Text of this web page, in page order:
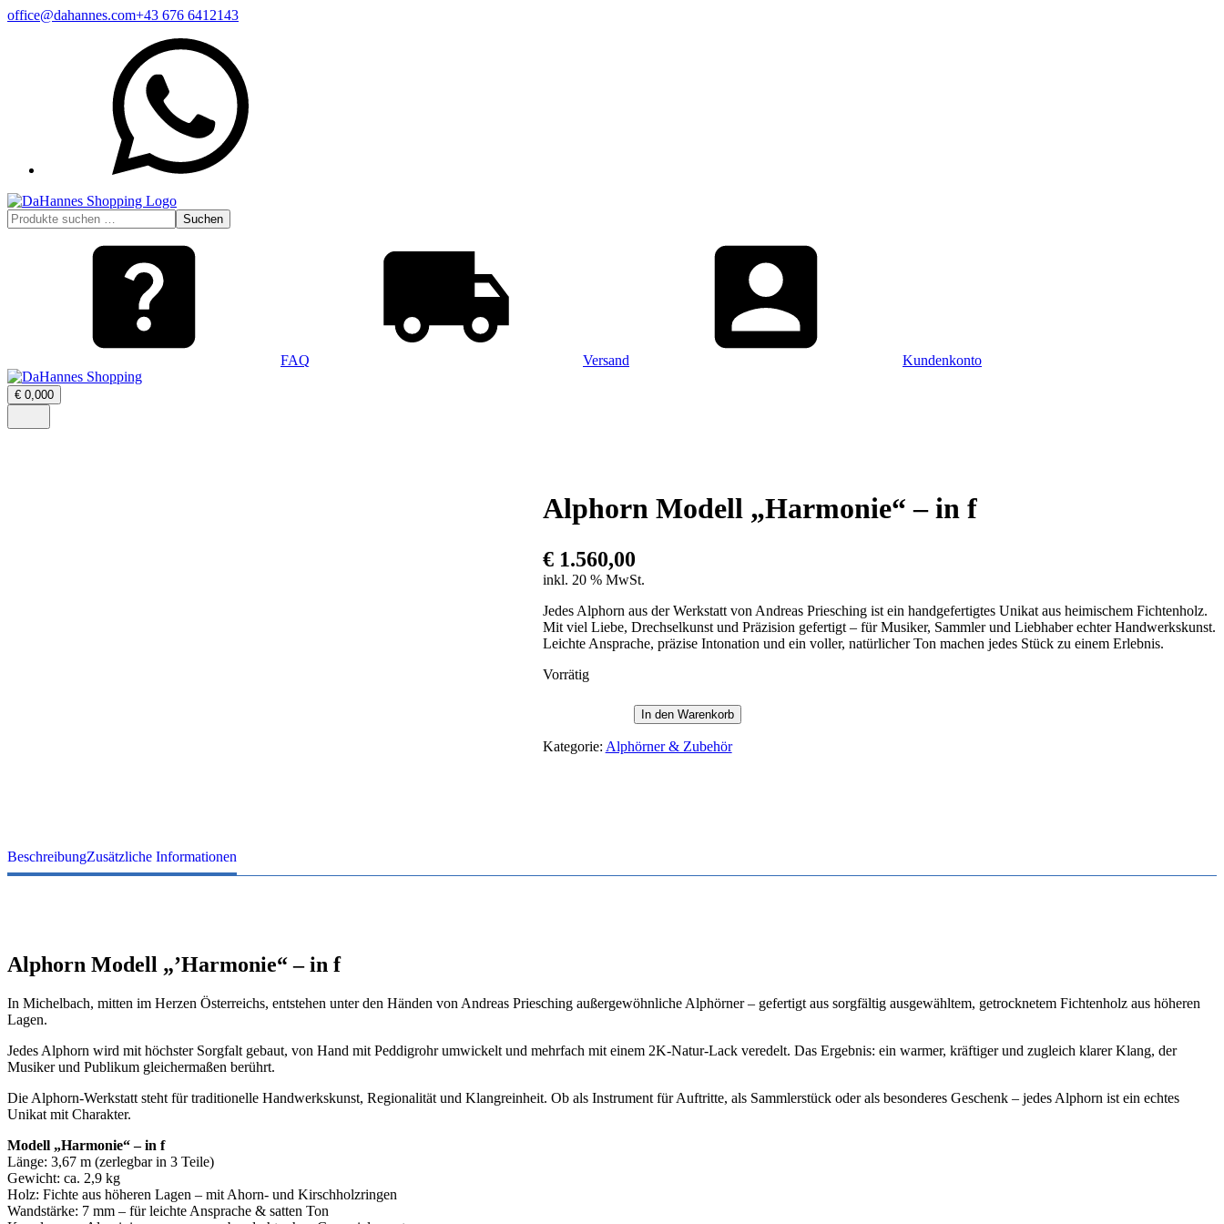
Zum
office@dahannes.com+43 676 6412143
Suchen
nach:
Suchen
FAQ Versand Kundenkonto
€ 0,000Warenkorb
öffnen
Menü
Alphorn Modell „Harmonie“ – in f
€1.560,00
inkl. 20 % MwSt.
Jedes Alphorn aus der Werkstatt von Andreas Priesching ist ein handgefertigtes Unikat aus heimischem Fichtenholz.
Mit viel Liebe, Drechselkunst und Präzision gefertigt – für Musiker, Sammler und Liebhaber echter Handwerkskunst.
Leichte Ansprache, präzise Intonation und ein voller, natürlicher Ton machen jedes Stück zu einem Erlebnis.
Vorrätig
Modell
„Harmonie“
In den Warenkorb
Kategorie: Alphörner & Zubehör
BeschreibungZusätzliche Informationen
Alphorn Modell „’Harmonie“ – in f
In Michelbach, mitten im Herzen Österreichs, entstehen unter den Händen von Andreas Priesching außergewöhnliche Alphörner – gefertigt aus sorgfältig ausgewähltem, getrocknetem Fichtenholz aus höheren
Lagen.
Jedes Alphorn wird mit höchster Sorgfalt gebaut, von Hand mit Peddigrohr umwickelt und mehrfach mit einem 2K-Natur-Lack veredelt. Das Ergebnis: ein warmer, kräftiger und zugleich klarer Klang, der
Musiker und Publikum gleichermaßen berührt.
Die Alphorn-Werkstatt steht für traditionelle Handwerkskunst, Regionalität und Klangreinheit. Ob als Instrument für Auftritte, als Sammlerstück oder als besonderes Geschenk – jedes Alphorn ist ein echtes
Unikat mit Charakter.
Modell „Harmonie“ – in f
Länge: 3,67 m (zerlegbar in 3 Teile)
Gewicht: ca. 2,9 kg
Holz: Fichte aus höheren Lagen – mit Ahorn- und Kirschholzringen
Wandstärke: 7 mm – für leichte Ansprache & satten Ton